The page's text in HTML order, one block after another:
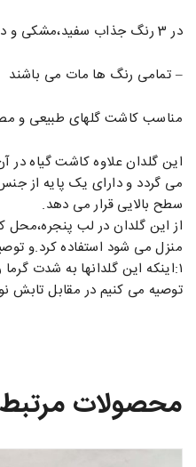
در 3 رنگ جذاب سفید،مشکی و دودی
– تمامی رنگ ها مات می باشند
مناسب کاشت گلهای طبیعی و
این گلدان علاوه کاشت گیاه در
می گردد و دارای یک پایه از
سطح بالایی قرار می دهد.
از این گلدان در لب پنجره،محل
منزل می شود استفاده کرد.و
۱:اینکه این گلدانها به شدت
توصیه می کنیم در مقابل تابش
محصولات مرتبط